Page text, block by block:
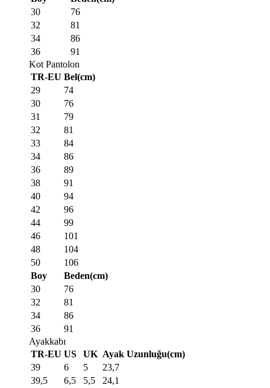
30
76
32
81
34
86
36
91
Kot Pantolon
TR-EU Bel(cm)
29
74
30
76
31
79
32
81
33
84
34
86
36
89
38
91
40
94
42
96
44
99
46
101
48
104
50
106
Boy
Beden(cm)
30
76
32
81
34
86
36
91
Ayakkabı
TR-EU US UK Ayak Uzunluğu(cm)
39
6 5
23,7
39,5
6,5 5,5
24,1